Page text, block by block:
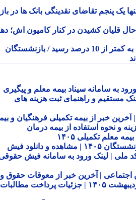
پنجم تقاضای نقدینگی بانک ها در بازار
کشیدن در کنار کامیون اش؛ دهه
30 درصد متناسب سازی به کمتر از 10 درصد رسید / بازنشستگان
سیناد ۱۴۰۵ | ورود به سامانه سیناد بیمه معلم و پیگیری
و راهنمای ثبت هزینه های
تکمیلی ۱۴۰۵ | آخرین خبر از بیمه تکمیلی فرهنگیان و بیمه
نحوه استفاده از بیمه درمان
تکمیلی ۱۴۰۵
دریافت فیش حقوقی بازنشستگان ۱۴۰۵ | مشاهده و دانلود فیش
| لینک ورود به سامانه فیش حقوقی
| آخرین خبر از معوقات حقوق و
مابه التفاوت فروردین و اردیبهشت ۱۴۰۵ | جزئیات پرداخت مطالبات